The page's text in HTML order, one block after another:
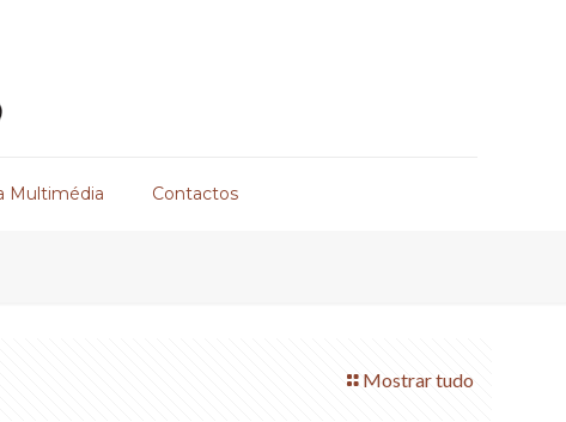
Multimédia Contactos
Mostrar tudo